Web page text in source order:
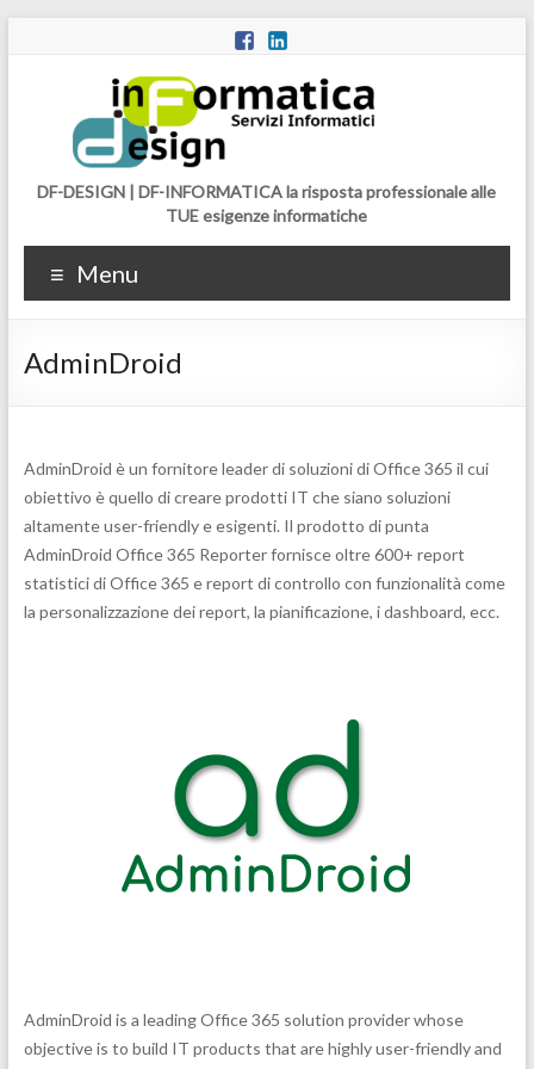
DF-DESIGN | DF-INFORMATICA la risposta professionale alle
TUE esigenze informatiche
Menu
AdminDroid
AdminDroid è un fornitore leader di soluzioni di Office 365 il cui
obiettivo è quello di creare prodotti IT che siano soluzioni
altamente user-friendly e esigenti. Il prodotto di punta
AdminDroid Office 365 Reporter fornisce oltre 600+ report
statistici di Office 365 e report di controllo con funzionalità come
la personalizzazione dei report, la pianificazione, i dashboard, ecc.
AdminDroid is a leading Office 365 solution provider whose
objective is to build IT products that are highly user-friendly and